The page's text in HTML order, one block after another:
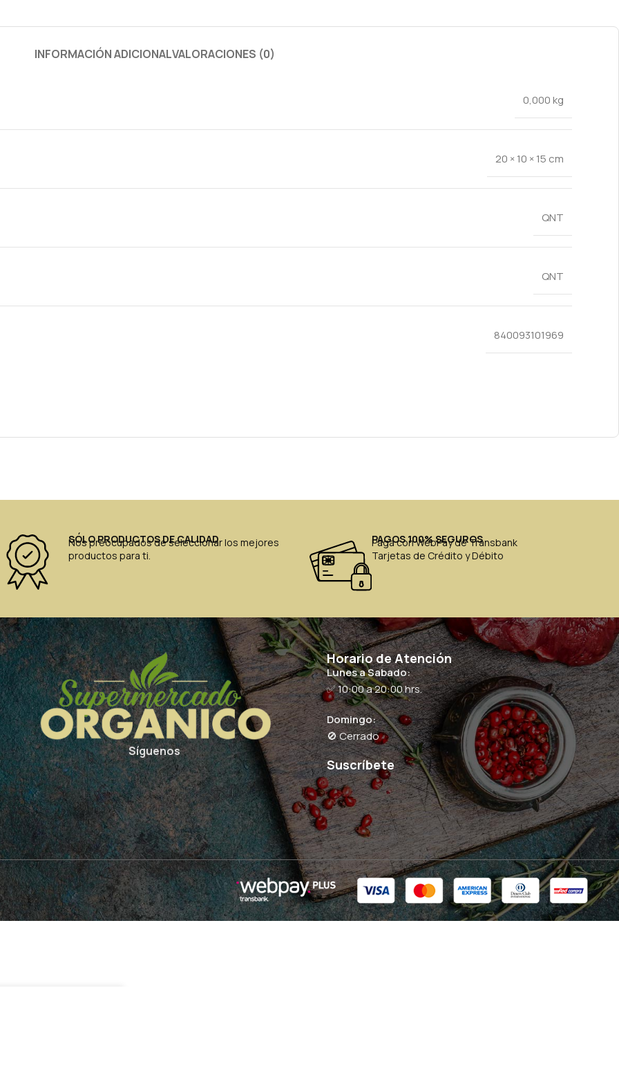
INFORMACIÓN ADICIONALVALORACIONES (0)
0,000 kg
20 × 10 × 15 cm
QNT
QNT
840093101969
SÓLO PRODUCTOS DE CALIDAD
Nos preocupados de seleccionar los mejores
productos para ti.
PAGOS 100% SEGUROS
Paga con WebPay de Transbank
Tarjetas de Crédito y Débito
Síguenos
Horario de Atención
Lunes a Sabado:
✅ 10:00 a 20:00 hrs.
Domingo:
🚫 Cerrado
Suscríbete